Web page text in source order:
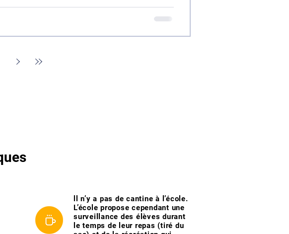
ll n’y a pas de cantine à l’école.
L’école propose cependant une
surveillance des élèves durant
le temps de leur repas (tiré du